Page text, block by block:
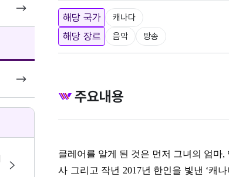
해당 국가 캐나다
해당 장르 음악 방송
주요내용
클레어를 알게 된 것은 먼저 그녀의 엄마,
사 그리고 작년 2017년 한인을 빛낸 ‘캐